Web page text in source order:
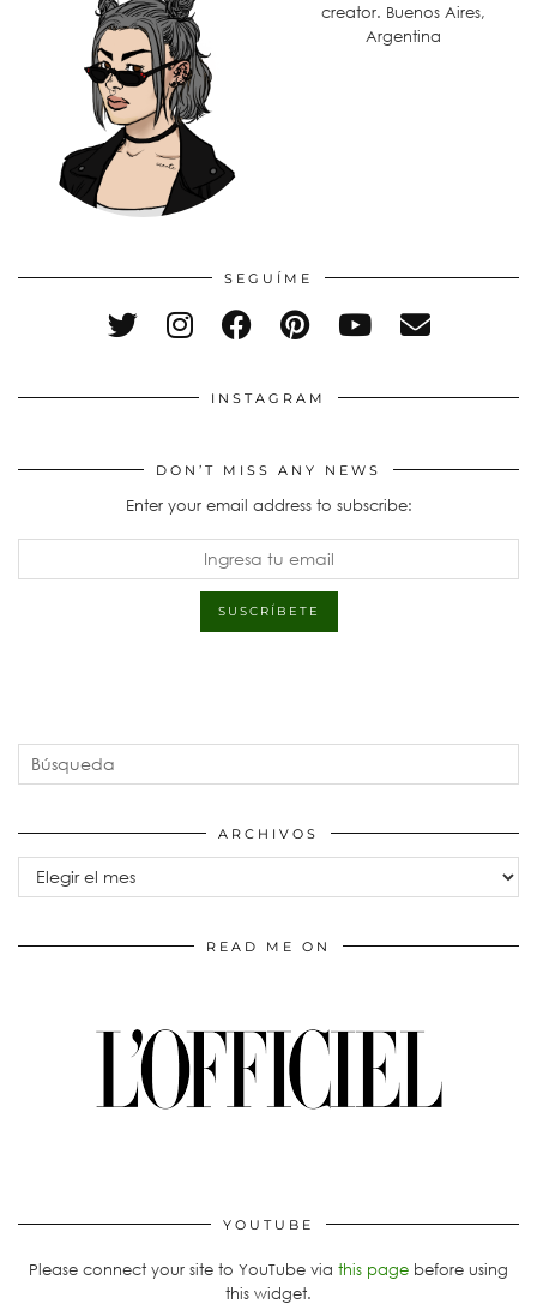
creator. Buenos Aires,
Argentina
SEGUÍME
INSTAGRAM
DON’T MISS ANY NEWS
Enter your email address to subscribe:
ARCHIVOS
Archivos
READ ME ON
YOUTUBE
Please connect your site to YouTube via this page before using
this widget.